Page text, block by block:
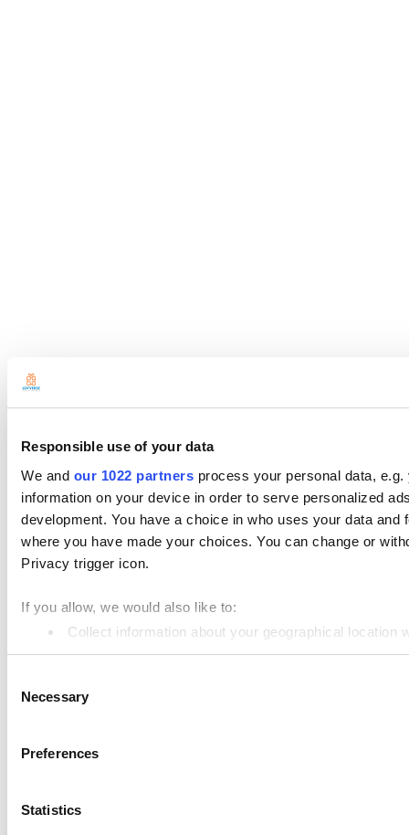
Responsible use of your data
We and our 1022 partners process your personal data,
information on your device in order to serve personalized
development. You have a choice in who uses your data
where you have made your choices. You can change or
Privacy trigger icon.
If you allow, we would also like to:
Collect information about your geographical
Identify your device by actively scanning it for
your use of our site with our social media, advertising and
Selection
Necessary
Preferences
Statistics